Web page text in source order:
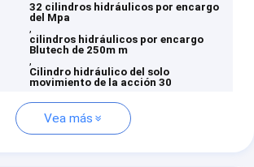
32 cilindros hidráulicos por encargo
del Mpa
,
cilindros hidráulicos por encargo
Blutech de 250m m
,
Cilindro hidráulico del solo
movimiento de la acción 30
Vea más